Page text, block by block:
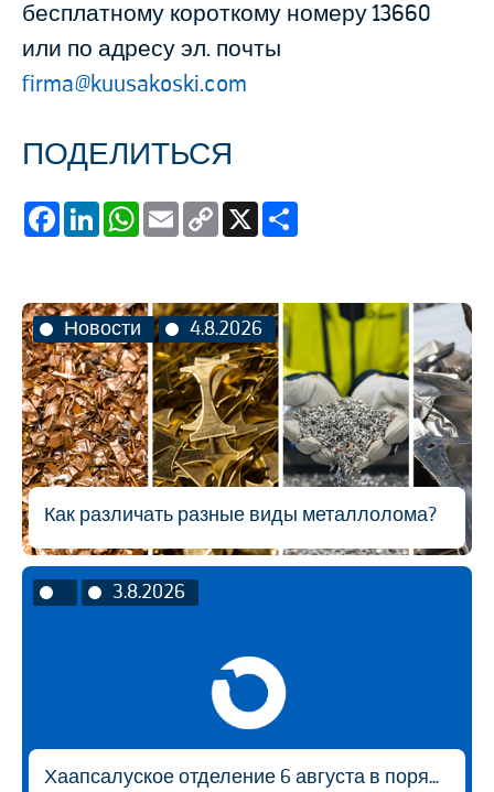
бесплатному короткому номеру 13660
или по адресу эл. почты
firma@kuusakoski.com
ПОДЕЛИТЬСЯ
FacebookLinkedInWhatsApp
Email
Copy
Новости 4.8.2026
Как различать разные виды металлолома?
3.8.2026
Хаапсалуское отделение 6 августа в порядке исключения будет открыто с 9:00 до 14:30.